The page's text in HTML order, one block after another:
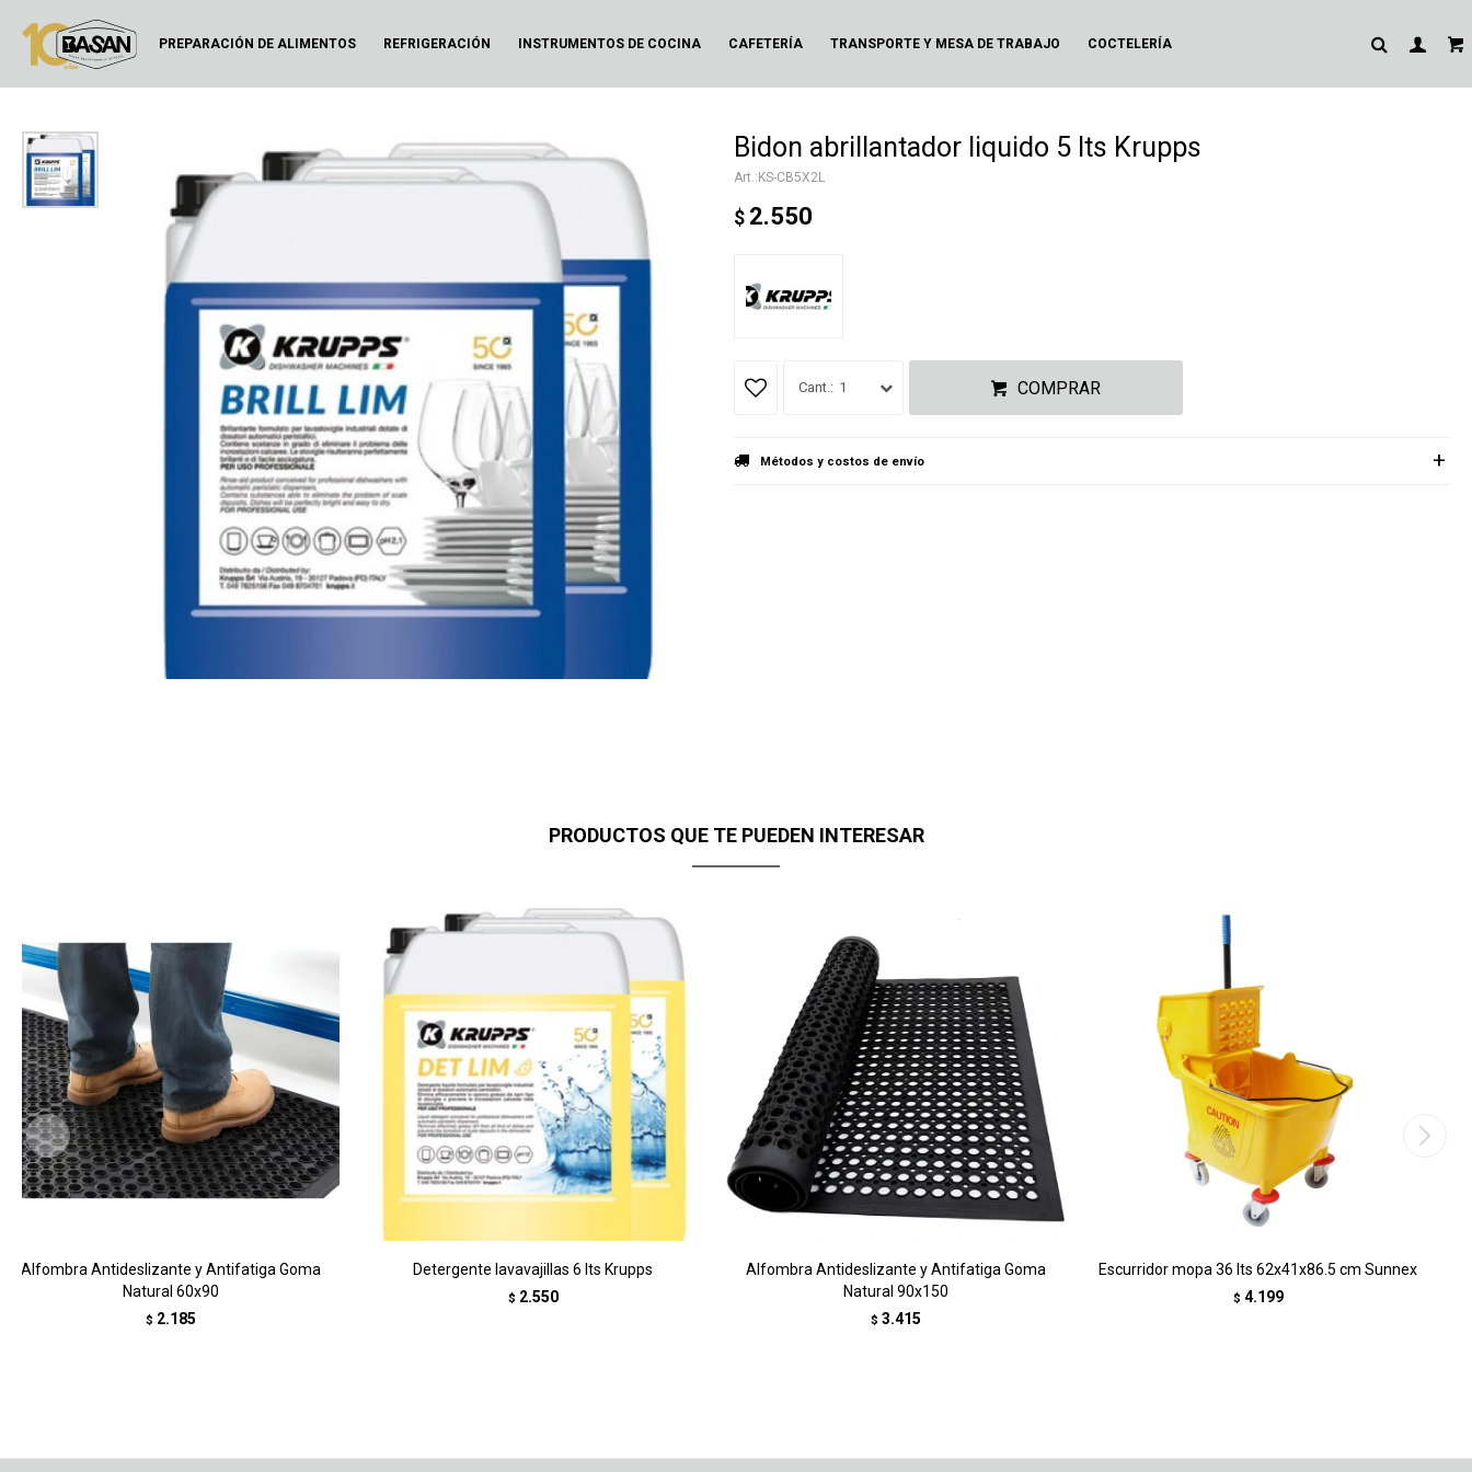
PREPARACIÓN DE ALIMENTOS REFRIGERACIÓN INSTRUMENTOS DE COCINA CAFETERÍA TRANSPORTE Y MESA DE TRABAJO COCTELERÍA
Bidon abrillantador liquido 5 lts Krupps
KS-CB5X2L
$ 2.550
1 COMPRAR
Métodos y costos de envío
PRODUCTOS QUE TE PUEDEN INTERESAR
Alfombra Antideslizante y Antifatiga Goma
Natural 60x90
$ 2.185
Detergente lavavajillas 6 lts Krupps
$ 2.550
Alfombra Antideslizante y Antifatiga Goma
Natural 90x150
$ 3.415
Escurridor mopa 36 lts 62x41x86.5 cm Sunnex
$ 4.199